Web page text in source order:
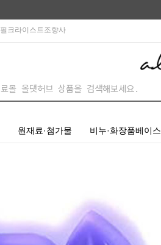
필크라이스트조향사
원재료·첨가물 비누·화장품베이스